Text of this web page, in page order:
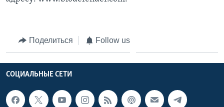
Поделиться Follow us
СОЦИАЛЬНЫЕ СЕТИ